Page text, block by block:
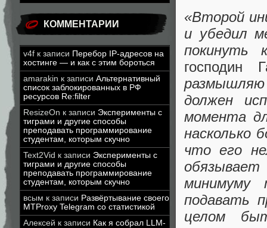
КОММЕНТАРИИ
v4f к записи Перебор IP-адресов на
хостинге — и как с этим бороться
amarakin к записи Альтернативный
список заблокированных в РФ
ресурсов Re:filter
ResizeOn к записи Эксперименты с
тиграми и другие способы
преподавать программирование
студентам, которым скучно
Text2Vid к записи Эксперименты с
тиграми и другие способы
преподавать программирование
студентам, которым скучно
всым к записи Развёртывание своего
MTProxy Telegram со статистикой
Алексей к записи Как я собрал LLM-
«Второй
и убедил
покинуть
господин
размышляю
должен
момента
насколько
что его
минимуму
подавать
целом